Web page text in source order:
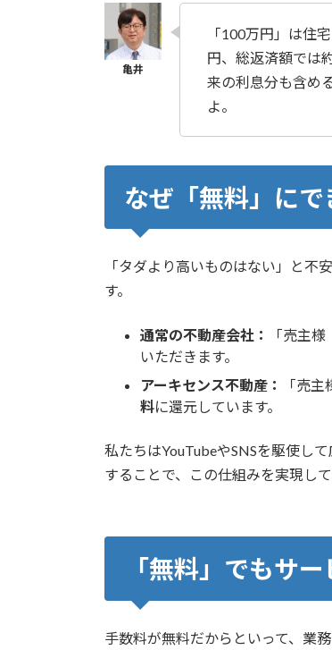
「100万円」は住
円、総返済額では
来の利息分も含め
よ。
なぜ「無料」に
「タダより高いものはない」と不
す。
通常の不動産会社：
「売主
いただきます。
アーキセンス不動産：
「売
料に還元しています。
私たちはYouTubeやSNSを駆使し
することで、この仕組みを実現して
「無料」でもサ
手数料が無料だからといって、業